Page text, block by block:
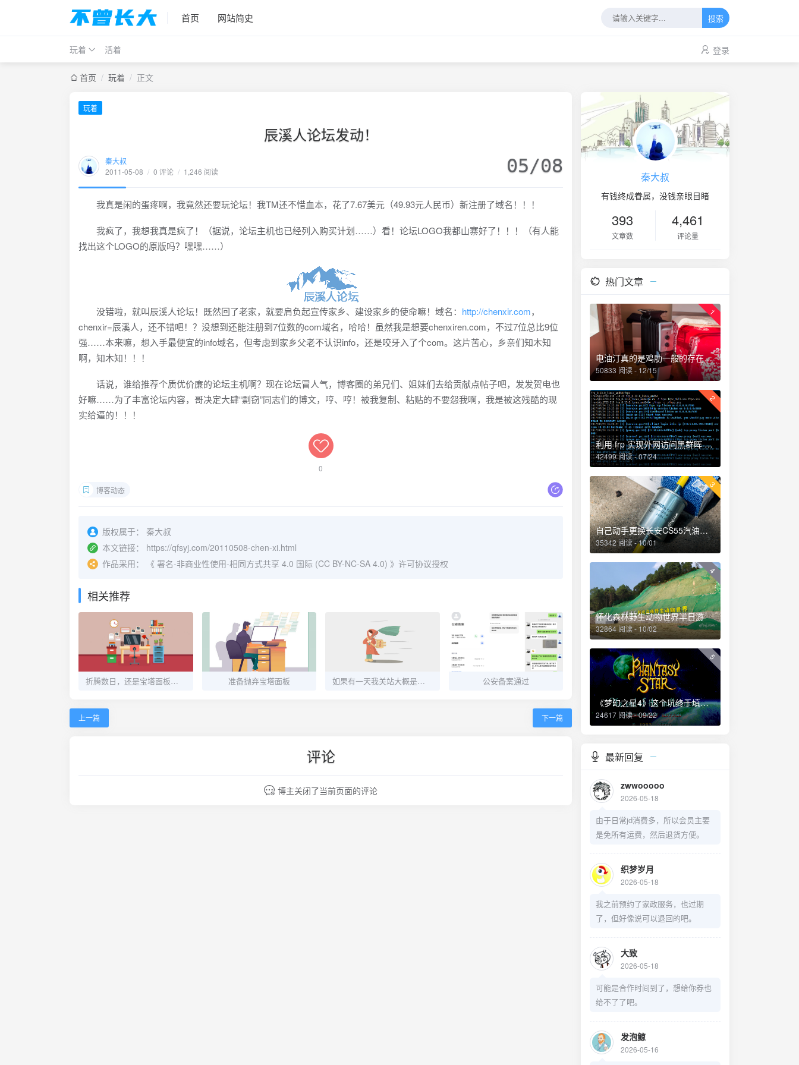
首页 网站简史 搜索
玩着 活着 登录
首页 / 玩着 / 正文
玩着
辰溪人论坛发动！
秦大叔
2011-05-08 / 0 评论 / 1,246 阅读 05/08
我真是闲的蛋疼啊，我竟然还要玩论坛！我TM还不惜血本，花了7.67美元（49.93元人民币）新注册了域名！！！
我疯了，我想我真是疯了！（据说，论坛主机也已经列入购买计划……）看！论坛LOGO我都山寨好了！！！（有人能
找出这个LOGO的原版吗？嘿嘿……）
没错啦，就叫辰溪人论坛！既然回了老家，就要肩负起宣传家乡、建设家乡的使命嘛！域名： http://chenxir.com，
chenxir=辰溪人，还不错吧！？没想到还能注册到7位数的com域名，哈哈！虽然我是想要chenxiren.com，不过7位总比9位
强……本来嘛，想入手最便宜的info域名，但考虑到家乡父老不认识info，还是咬牙入了个com。这片苦心，乡亲们知木知
啊，知木知！！！
话说，谁给推荐个质优价廉的论坛主机啊？现在论坛冒人气，博客圈的弟兄们、姐妹们去给贡献点帖子吧，发发贺电也
好嘛……为了丰富论坛内容，哥决定大肆“剽窃”同志们的博文，哼、哼！被我复制、粘贴的不要怨我啊，我是被这残酷的现
实给逼的！！！
0
博客动态
版权属于：
秦大叔
本文链接：
https://qfsyj.com/20110508-chen-xi.html
作品采用：
《 署名-非商业性使用-相同方式共享 4.0 国际 (CC BY-NC-SA 4.0) 》许可协议授权
相关推荐
折腾数日，还是宝塔面板省心！ 准备抛弃宝塔面板 如果有一天我关站大概是因为买不到便宜的腾讯云轻量主机了 公安备案通过
上一篇 下一篇
评论
博主关闭了当前页面的评论
秦大叔
有钱终成眷属，没钱亲眼目睹
393
文章数
4,461
评论量
热门文章
1
电油汀真的是鸡肋一般的存在，累觉不爱！
50833 阅读 - 12/15
2
利用 frp 实现外网访问黑群晖 NAS
42499 阅读 - 07/24
3
自己动手更换长安CS55汽油滤芯、机油和机油滤芯
35342 阅读 - 10/01
4
怀化森林野生动物世界半日游
32864 阅读 - 10/02
5
《梦幻之星4》这个坑终于填上了！
24617 阅读 - 09/22
最新回复
zwwooooo
2026-05-18
由于日常jd消费多，所以会员主要
是免所有运费，然后退货方便。
织梦岁月
2026-05-18
我之前预约了家政服务，也过期
了，但好像说可以退回的吧。
大致
2026-05-18
可能是合作时间到了，想给你券也
给不了了吧。
发泡鲸
2026-05-16